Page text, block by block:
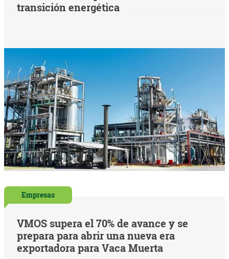
transición energética
Empresas
VMOS supera el 70% de avance y se
prepara para abrir una nueva era
exportadora para Vaca Muerta